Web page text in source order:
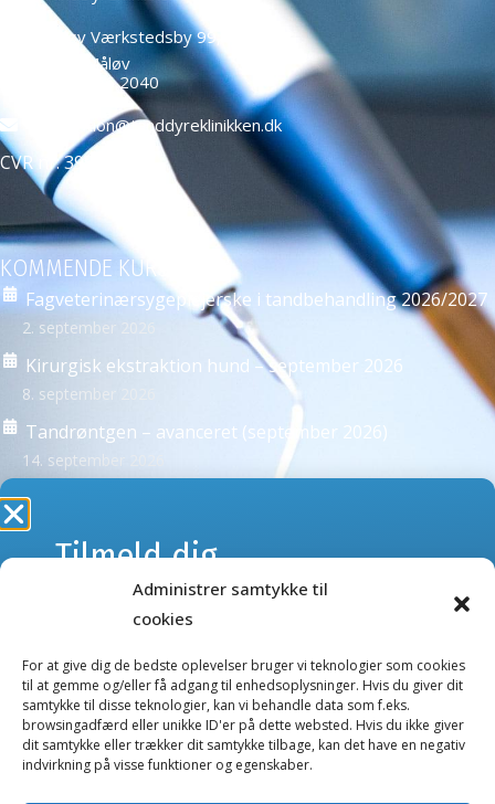
Administrer samtykke til
cookies
For at give dig de bedste oplevelser bruger vi teknologier som cookies
til at gemme og/eller få adgang til enhedsoplysninger. Hvis du giver dit
samtykke til disse teknologier, kan vi behandle data som f.eks.
browsingadfærd eller unikke ID'er på dette websted. Hvis du ikke giver
dit samtykke eller trækker dit samtykke tilbage, kan det have en negativ
indvirkning på visse funktioner og egenskaber.
Måløv Værkstedsby 99,
2760 Måløv
+45 4466 2040
education@tanddyreklinikken.dk
CVR nr: 39584271
KOMMENDE KURSER
Fagveterinærsygeplejerske i tandbehandling 2026/2027
2. september 2026
Kirurgisk ekstraktion hund – september 2026
8. september 2026
Tandrøntgen – avanceret (september 2026)
14. september 2026
NYHEDSBREVE
eller nye produkter og tilbud i webshoppen.
Kurser nyhedsbrev
Webshop nyhedsbrev
Tilmeld dig
webshoppens
Gå ikke glip af nyheder og tilbud.
E-